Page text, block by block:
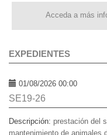
Acceda a más
EXPEDIENTES
01/08/2026 00:00
SE19-26
Descripción: prestación del
mantenimiento de animales